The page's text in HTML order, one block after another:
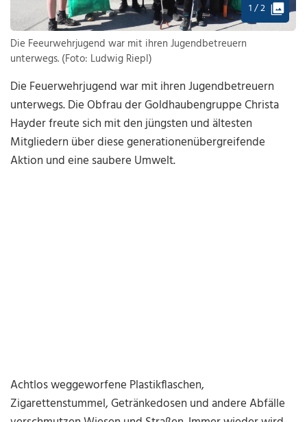
1 / 2
Die Feeurwehrjugend war mit ihren Jugendbetreuern
unterwegs. (Foto: Ludwig Riepl)
Die Feuerwehrjugend war mit ihren Jugendbetreuern
unterwegs. Die Obfrau der Goldhaubengruppe Christa
Hayder freute sich mit den jüngsten und ältesten
Mitgliedern über diese generationenübergreifende
Aktion und eine saubere Umwelt.
Achtlos weggeworfene Plastikflaschen,
Zigarettenstummel, Getränkedosen und andere Abfälle